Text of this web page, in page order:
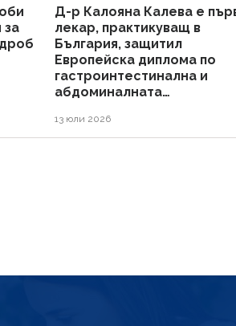
за
Д-р Калояна Калева е
лекар, практикуващ в
България, защитил
Европейска диплома по
гастроинтестинална и
абдоминалната
13 юли 2026